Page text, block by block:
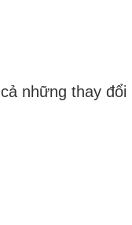
những thay đổi